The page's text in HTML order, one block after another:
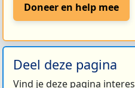
Doneer en help mee
Deel deze pagina
Vind je deze pagina